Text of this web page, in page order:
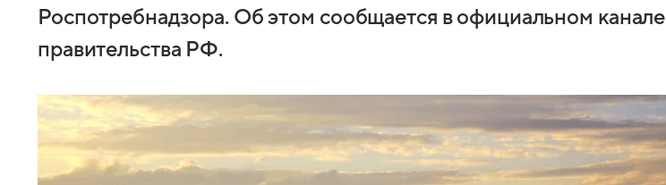
Роспотребнадзора. Об этом сообщается в официальном канале
правительства РФ.